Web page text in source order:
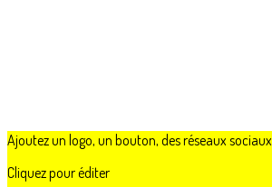
Ajoutez un logo, un bouton, des réseaux sociaux
Cliquez pour éditer